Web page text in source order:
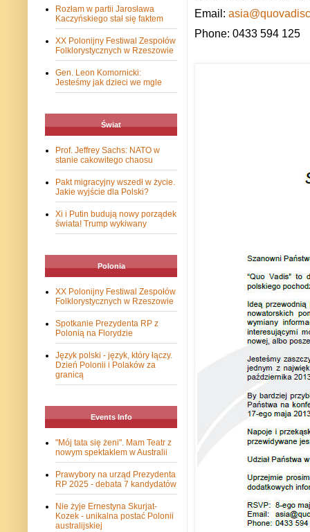
Email:
Phone: 0433 594 125
Rozłam w partii Jarosława
Kaczyńskiego stał się faktem
XX Polonijny Festiwal Zespołów
Folklorystycznych w Rzeszowie
Gen. Leon Komornicki:
Jesteśmy jak dzieci we mgle
Świat
Prof. Jeffrey Sachs: NATO w
stanie cakowitego chaosu
Pakt migracyjny wszedł w życie.
Jakie wyjście dla Polski?
Xi i Putin budują nowy porządek
świata! Trump wykiwany
Polonia
XX Polonijny Festiwal Zespołów
Folklorystycznych w Rzeszowie
Spotkanie Prezydenta RP z
Polonią na Florydzie
Język polski - język, który łączy.
Dzień Polonii i Polaków za
granicą
Events Info
"Mój tata się żeni". Mam Teatr z
nowym spektaklem w Australii
Prawybory na urząd Prezydenta
RP 2025 - debata 7 kandydatów
Nie żyje Ernestyna Skurjat-
Kozek - unikalna postać Polonii
australijskiej